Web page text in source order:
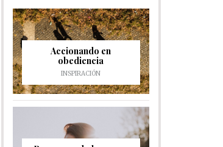
Accionando en
obediencia
INSPIRACIÓN